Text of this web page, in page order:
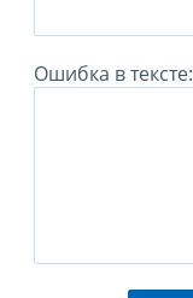
Ошибка в тексте: